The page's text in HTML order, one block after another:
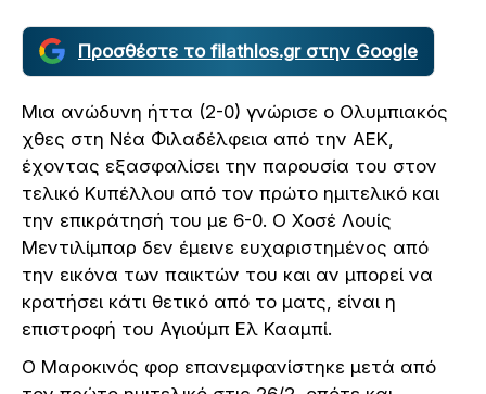
Προσθέστε το filathlos.gr στην Google
Μια ανώδυνη ήττα (2-0) γνώρισε ο Ολυμπιακός
χθες στη Νέα Φιλαδέλφεια από την ΑΕΚ,
έχοντας εξασφαλίσει την παρουσία του στον
τελικό Κυπέλλου από τον πρώτο ημιτελικό και
την επικράτησή του με 6-0. Ο Χοσέ Λουίς
Μεντιλίμπαρ δεν έμεινε ευχαριστημένος από
την εικόνα των παικτών του και αν μπορεί να
κρατήσει κάτι θετικό από το ματς, είναι η
επιστροφή του Αγιούμπ Ελ Κααμπί.
Ο Μαροκινός φορ επανεμφανίστηκε μετά από